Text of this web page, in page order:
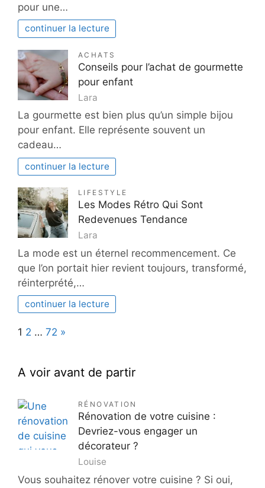
pour une…
continuer la lecture
ACHATS
Conseils pour l’achat de gourmette
pour enfant
Lara
La gourmette est bien plus qu’un simple bijou
pour enfant. Elle représente souvent un
cadeau…
continuer la lecture
LIFESTYLE
Les Modes Rétro Qui Sont
Redevenues Tendance
Lara
La mode est un éternel recommencement. Ce
que l’on portait hier revient toujours, transformé,
réinterprété,…
continuer la lecture
Page:
1 2 … 72 Next
»
A voir avant de partir
RÉNOVATION
Rénovation de votre cuisine :
Devriez-vous engager un
décorateur ?
Louise
Vous souhaitez rénover votre cuisine ? Si oui,